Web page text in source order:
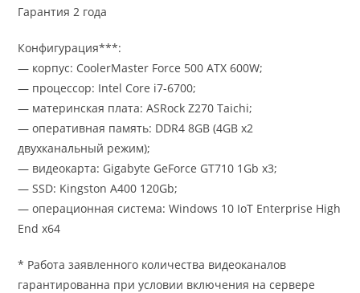
Гарантия 2 года
Конфигурация***:
— корпус: CoolerMaster Force 500 ATX 600W;
— процессор: Intel Core i7-6700;
— материнская плата: ASRock Z270 Taichi;
— оперативная память: DDR4 8GB (4GB x2
двухканальный режим);
— видеокарта: Gigabyte GeForce GT710 1Gb x3;
— SSD: Kingston A400 120Gb;
— операционная система: Windows 10 IoT Enterprise High
End x64
* Работа заявленного количества видеоканалов
гарантированна при условии включения на сервере